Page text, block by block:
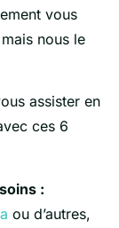
vous
nous le
assister en
ces 6
:
ou d’autres,